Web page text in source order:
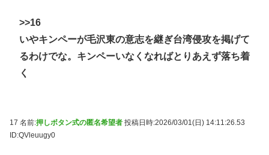
>>16
いやキンペーが毛沢東の意志を継ぎ台湾侵攻を掲げて
るわけでな。キンペーいなくなればとりあえず落ち着
く
17 名前:押しボタン式の匿名希望者 投稿日時:2026/03/01(日) 14:11:26.53
ID:QVleuugy0